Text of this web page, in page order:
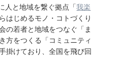
人と地域を繋ぐ拠点「我楽
はじめるモノ・コトづくり
の若者と地域をつなぐ「ま
方をつくる「コミュニティ
掛けており、全国を飛び回